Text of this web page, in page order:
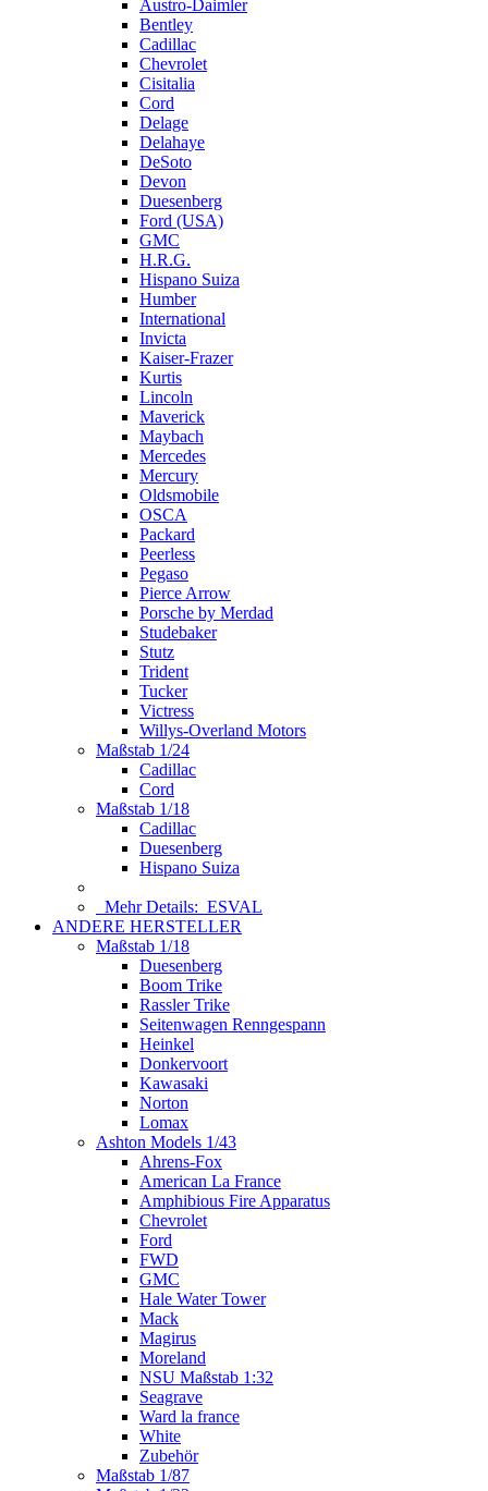
Austro-Daimler
Bentley
Cadillac
Chevrolet
Cisitalia
Cord
Delage
Delahaye
DeSoto
Devon
Duesenberg
Ford (USA)
GMC
H.R.G.
Hispano Suiza
Humber
International
Invicta
Kaiser-Frazer
Kurtis
Lincoln
Maverick
Maybach
Mercedes
Mercury
Oldsmobile
OSCA
Packard
Peerless
Pegaso
Pierce Arrow
Porsche by Merdad
Studebaker
Stutz
Trident
Tucker
Victress
Willys-Overland Motors
Maßstab 1/24
Cadillac
Cord
Maßstab 1/18
Cadillac
Duesenberg
Hispano Suiza
Mehr Details: ESVAL
ANDERE HERSTELLER
Maßstab 1/18
Duesenberg
Boom Trike
Rassler Trike
Seitenwagen Renngespann
Heinkel
Donkervoort
Kawasaki
Norton
Lomax
Ashton Models 1/43
Ahrens-Fox
American La France
Amphibious Fire Apparatus
Chevrolet
Ford
FWD
GMC
Hale Water Tower
Mack
Magirus
Moreland
NSU Maßstab 1:32
Seagrave
Ward la france
White
Zubehör
Maßstab 1/87